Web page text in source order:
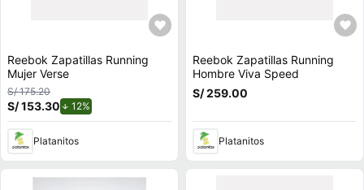
Reebok Zapatillas Running
Mujer Verse
S/ 175.20
S/ 153.30 12%
Platanitos
Reebok Zapatillas Running
Hombre Viva Speed
S/ 259.00
Platanitos